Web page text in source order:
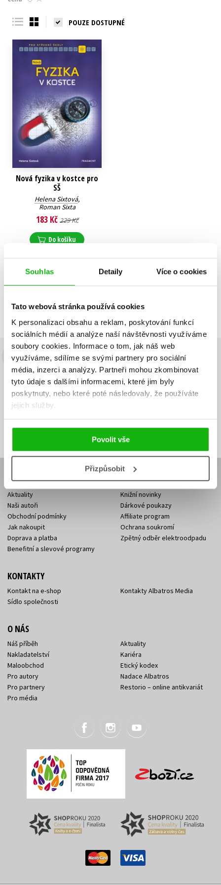
Souhlas Detaily Více o cookies
Tato webová stránka používá cookies
K personalizaci obsahu a reklam, poskytování funkcí
sociálních médií a analýze naší návštěvnosti využíváme
soubory cookies. Informace o tom, jak náš web
využíváme, sdílíme se svými partnery pro sociální
média, inzerci a analýzy. Partneři mohou zkombinovat
tyto údaje s dalšími informacemi, které jim byly
poskytnuty, nebo které poté následovaly, že používáte
jejich služby.
Povolit vše
Přizpůsobit
Young adult (SK)
POUZE DOSTUPNÉ
Nová fyzika v kostce pro
SŠ
Helena Sixtová,
Roman Sixta
183 Kč 229 Kč
Do košíku
Předchozí 1 Další
Budete to vědět jako první!
Zajímá Vás, jaký knižní hit právě vychází, na jaké zboží je výhodná
sleva, jaká běží soutěž o ceny? Přihlášením k odběru našich e-
mailových novinek
Vaše e-
mailová
Vaše e-
mailová
Vaše e-mailová adresa Přihlásit se
E-SHOP
Aktuality
Naši autoři
Obchodní podmínky
Jak nakoupit
Doprava a platba
Benefitní a slevové programy
Knižní novinky
Dárkové poukazy
Affiliate program
Ochrana soukromí
Zpětný odběr elektroodpadu
KONTAKTY
Kontakt na e-shop
Sídlo společnosti
Kontakty Albatros Media
O NÁS
Náš příběh
Nakladatelství
Maloobchod
Pro autory
Pro partnery
Pro média
Aktuality
Kariéra
Etický kodex
Nadace Albatros
Restorio – online antikvariát